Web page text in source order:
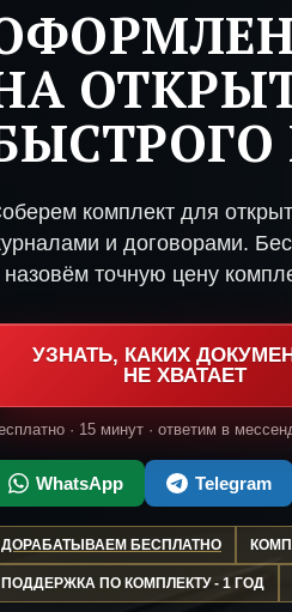
комплект для
и договорами.
назовём точную цену
УЗНАТЬ, КАКИХ
НЕ ХВАТАЕТ
· 15 минут · ответим в
WhatsApp Telegram
ДОРАБАТЫВАЕМ БЕСПЛАТНО
ПОДДЕРЖКА ПО КОМПЛЕКТУ - 1 ГОД